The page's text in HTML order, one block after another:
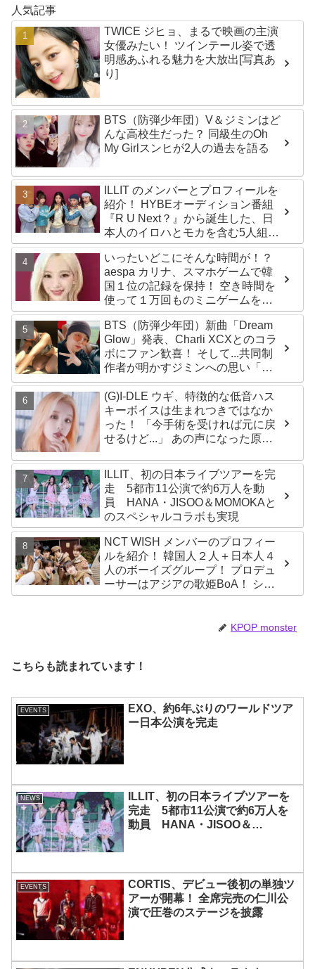
人気記事
TWICE ジヒョ、まるで映画の主演
女優みたい！ ツインテール姿で透
明感あふれる魅力を大放出[写真あ
り]
BTS（防弾少年団）V＆ジミンはど
んな高校生だった？ 同級生のOh
My Girlスンヒが2人の過去を語る
ILLIT のメンバーとプロフィールを
紹介！ HYBEオーディション番組
『R U Next？』から誕生した、日
本人のイロハとモカを含む5人組ガ
ールズグループ！ デビュー曲
「Magnetic」がいきなりの大ヒッ
ト
いったいどこにそんな時間が！？
aespa カリナ、スマホゲームで韓
国１位の記録を保持！ 空き時間を
使って１万回ものミニゲームをク
リア「芸能人たちが時間がないと
言っているのは全部嘘」
BTS（防弾少年団）新曲「Dream
Glow」発表、Charli XCXとのコラ
ボにファン歓喜！ そして...共同制
作者が明かすジミンへの思い「彼
の夢、そして彼の絶望から生まれ
た歌」
(G)I-DLE ウギ、特徴的な低音ハス
キーボイスは生まれつきではなか
った！ 「今手術を受ければ元に戻
せるけど...」 あの声になった原因
ILLIT、初の日本ライブツアーを完
走 5都市11公演で約6万人を動
員 HANA・JISOO＆MOMOKAと
のスペシャルコラボも実現
NCT WISH メンバーのプロフィー
ルを紹介！ 韓国人２人＋日本人４
人のボーイズグループ！ プロデュ
ーサーはアジアの歌姫BoA！ シオ
ン、ジェヒ、リク、ユウシ、リョ
KPOP monster
こちらも読まれています！
EVENTS
EXO、約6年ぶりのワールドツア
ー日本公演を完走
NEWS
ILLIT、初の日本ライブツアーを
完走 5都市11公演で約6万人を
動員 HANA・JISOO＆
EVENTS
CORTIS、デビュー後初の単独ツ
アーが開幕！ 全席完売の仁川公
演で圧巻のステージを披露